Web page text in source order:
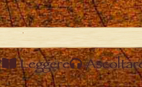
Leggere